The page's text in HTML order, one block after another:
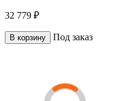
32 779 ₽
В корзину Под заказ